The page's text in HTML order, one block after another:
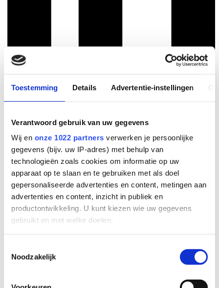
Toestemming Details Advertentie-instellingen
Verantwoord gebruik van uw gegevens
Wij en onze 1022 partners verwerken je persoonlijke
gegevens (bijv. uw IP-adres) met behulp van
technologieën zoals cookies om informatie op uw
apparaat op te slaan en te gebruiken met als doel
gepersonaliseerde advertenties en content, metingen aan
advertenties en content, inzicht in publiek en
productontwikkeling. U kunt kiezen wie uw gegevens
gebruikt en met welke doelen.
Informatie verzamelen over uw geografische
Uw apparaat identificeren door het actief te
Noodzakelijk